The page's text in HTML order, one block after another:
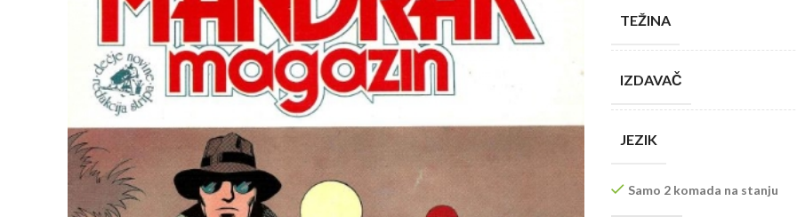
TEŽINA
IZDAVAČ
JEZIK
Samo 2 komada na stanju